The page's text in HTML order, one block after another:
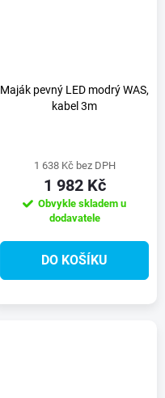
Maják pevný LED modrý WAS,
kabel 3m
1 638 Kč bez DPH
1 982 Kč
Obvykle skladem u
dodavatele
DO KOŠÍKU